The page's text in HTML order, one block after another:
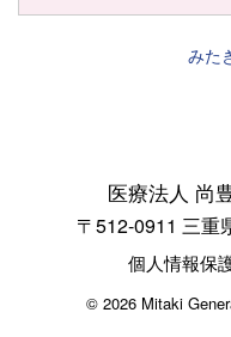
みた
医療法人 尚
〒512-0911 三重
個人情報保
© 2026 Mitaki